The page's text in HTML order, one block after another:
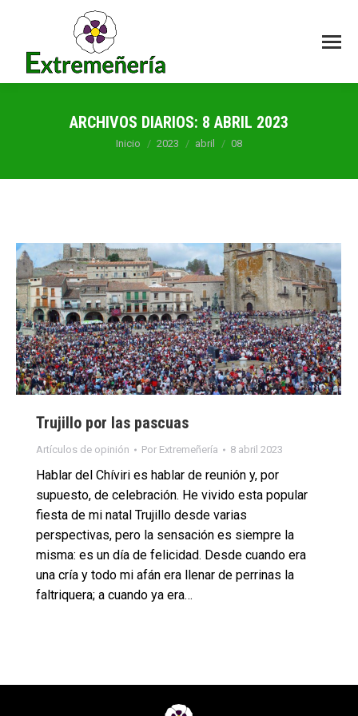
ARCHIVOS DIARIOS: 8 ABRIL 2023
Estás aquí:
Inicio 2023 abril 08
Trujillo por las pascuas
Artículos de opinión Por Extremeñería 8 abril 2023
Hablar del Chíviri es hablar de reunión y, por
supuesto, de celebración. He vivido esta popular
fiesta de mi natal Trujillo desde varias
perspectivas, pero la sensación es siempre la
misma: es un día de felicidad. Desde cuando era
una cría y todo mi afán era llenar de perrinas la
faltriquera; a cuando ya era…